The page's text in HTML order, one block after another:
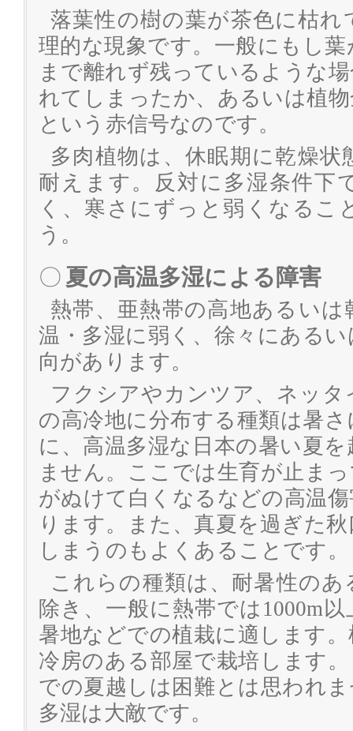
落葉性の樹の葉が茶色に枯
理的な現象です。一般にもし
まで離れず残っているような
れてしまったか、あるいは植
という赤信号なのです。
多肉植物は、休眠期に乾燥
耐えます。反対に多湿条件下
く、寒さにずっと弱くなるこ
う。
〇 夏の高温多湿による障害
熱帯、亜熱帯の高地あるい
温・多湿に弱く、徐々にある
向があります。
フクシアやカンツア、ネッ
の高冷地に分布する種類は暑
に、高温多湿な日本の暑い夏
ません。ここでは生育が止ま
がぬけて白くなるなどの高温
ります。また、真夏を過ぎた
しまうのもよくあることです。
これらの種類は、耐暑性の
除き、一般に熱帯では1000m
暑地などでの植栽に適します
冷房のある部屋で栽培します
での夏越しは困難とは思われ
多湿は大敵です。